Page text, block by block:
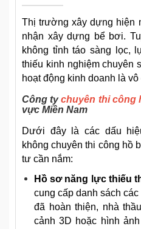
Thị trường xây dựng hiện
nhận xây dựng bể bơi.
không tỉnh táo sàng lọc,
thiếu kinh nghiệm chuyên
hoạt động kinh doanh là
Công tychuyên thi công
vực Miền Nam
Dưới đây là các dấu
không chuyên thi công hồ
tư cần nắm:
Hồ sơ năng lực thiếu
cung cấp danh sách
đã hoàn thiện, nhà
cảnh 3D hoặc hình